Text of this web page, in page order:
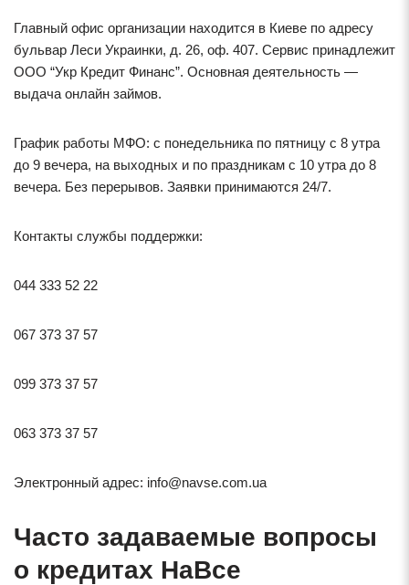
Главный офис организации находится в Киеве по адресу
бульвар Леси Украинки, д. 26, оф. 407. Сервис принадлежит
ООО “Укр Кредит Финанс”. Основная деятельность —
выдача онлайн займов.
График работы МФО: с понедельника по пятницу с 8 утра
до 9 вечера, на выходных и по праздникам с 10 утра до 8
вечера. Без перерывов. Заявки принимаются 24/7.
Контакты службы поддержки:
044 333 52 22
067 373 37 57
099 373 37 57
063 373 37 57
Электронный адрес: info@navse.com.ua
Часто задаваемые вопросы
о кредитах НаВсе